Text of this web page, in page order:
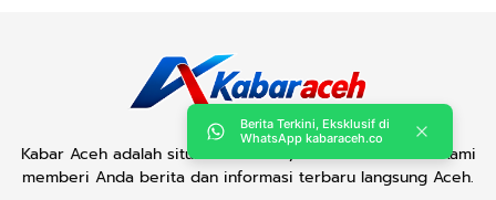
Kabar Aceh adalah situs web Berita, dan hiburan Anda. Kami
memberi Anda berita dan informasi terbaru langsung Aceh.
Berita Terkini, Eksklusif di
WhatsApp kabaraceh.co